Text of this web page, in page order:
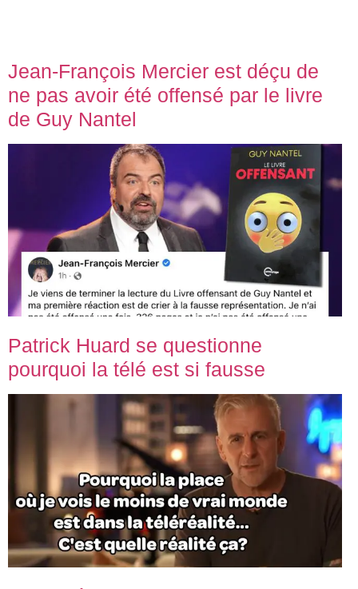
Jean-François Mercier est déçu de
ne pas avoir été offensé par le livre
de Guy Nantel
Patrick Huard se questionne
pourquoi la télé est si fausse